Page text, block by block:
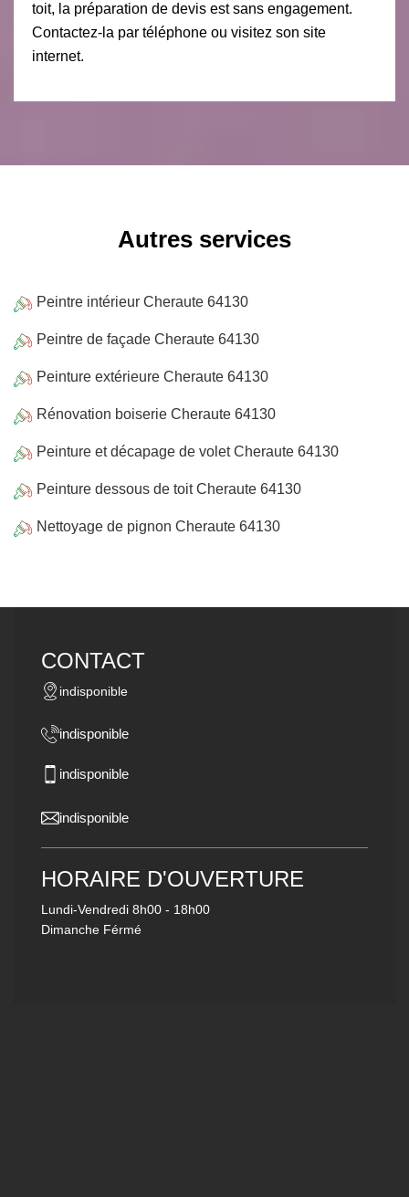
toit, la préparation de devis est sans engagement.
Contactez-la par téléphone ou visitez son site
internet.
Autres services
Peintre intérieur Cheraute 64130
Peintre de façade Cheraute 64130
Peinture extérieure Cheraute 64130
Rénovation boiserie Cheraute 64130
Peinture et décapage de volet Cheraute 64130
Peinture dessous de toit Cheraute 64130
Nettoyage de pignon Cheraute 64130
CONTACT
indisponible
indisponible
indisponible
indisponible
HORAIRE D'OUVERTURE
Lundi-Vendredi 8h00 - 18h00
Dimanche Férmé